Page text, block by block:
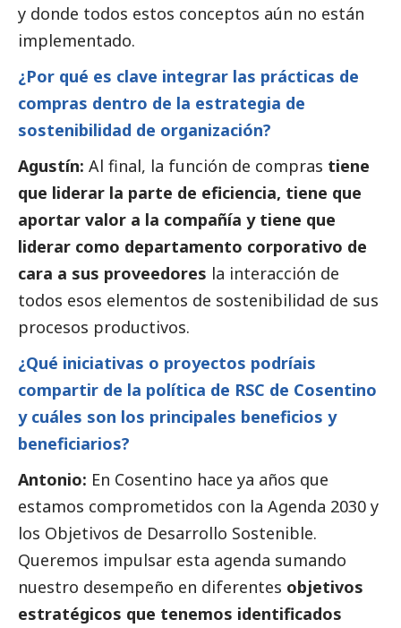
y donde todos estos conceptos aún no están
implementado.
¿Por qué es clave integrar las prácticas de
compras dentro de la estrategia de
sostenibilidad de organización?
Agustín: Al final, la función de compras tiene
que liderar la parte de eficiencia, tiene que
aportar valor a la compañía y tiene que
liderar como departamento corporativo de
cara a sus proveedores la interacción de
todos esos elementos de sostenibilidad de sus
procesos productivos.
¿Qué iniciativas o proyectos podríais
compartir de la política de RSC de Cosentino
y cuáles son los principales beneficios y
beneficiarios?
Antonio: En Cosentino hace ya años que
estamos comprometidos con la Agenda 2030 y
los Objetivos de Desarrollo Sostenible.
Queremos impulsar esta agenda sumando
nuestro desempeño en diferentes objetivos
estratégicos que tenemos identificados